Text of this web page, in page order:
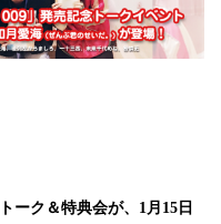
ーク＆特典会が、1月15日